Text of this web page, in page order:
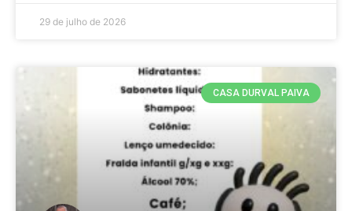
29 de julho de 2026
CASA DURVAL PAIVA